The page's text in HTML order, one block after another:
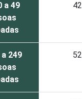
a 49
42
a 249
52